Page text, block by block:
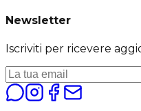
Newsletter
Iscriviti per ricevere